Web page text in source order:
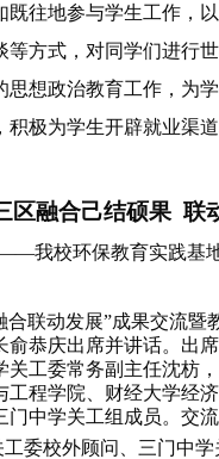
往地参与学生工作，
方式，对同学们进行
思想政治教育工作，为
极为学生开辟就业渠道
区融合己结硕果 联
我校环保教育实践基
合联动发展”成果交流暨
俞恭庆出席并讲话。出
工委常务副主任沈枋
工程学院、财经大学经
中学关工组成员。交
委校外顾问、三门中